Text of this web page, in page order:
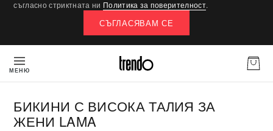
съгласно стриктната ни Политика за поверителност.
СЪГЛАСЯВАМ СЕ
МЕНЮ
БИКИНИ С ВИСОКА ТАЛИЯ ЗА
ЖЕНИ LAMA